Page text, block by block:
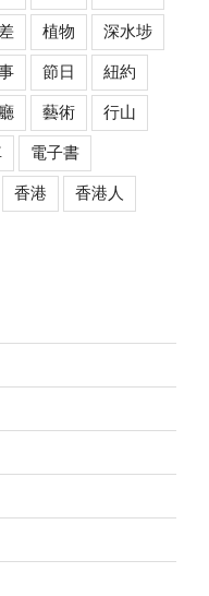
植物 深水埗
節日 紐約
藝術 行山
電子書
香港 香港人